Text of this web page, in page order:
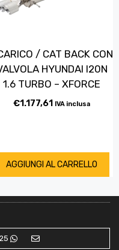
/ CAT BACK CON
HYUNDAI I20N
1.6 TURBO – XFORCE
€1.177,61 IVA inclusa
AGGIUNGI AL CARRELLO